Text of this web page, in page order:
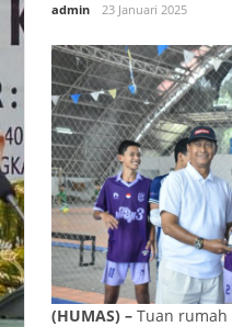
admin 23 Januari 2025
(HUMAS) – Tuan rumah